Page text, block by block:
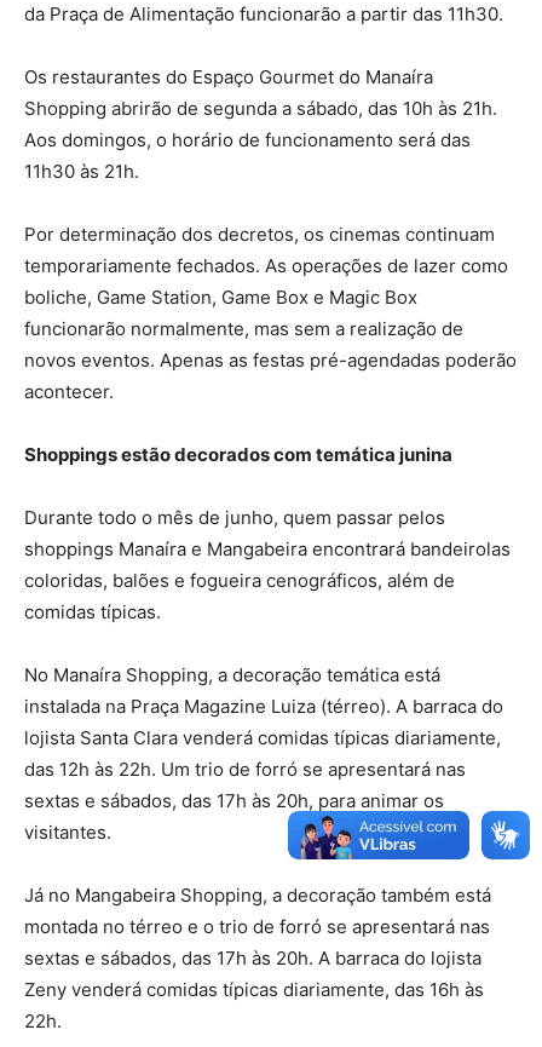
da Praça de Alimentação funcionarão a partir das 11h30.
Os restaurantes do Espaço Gourmet do Manaíra
Shopping abrirão de segunda a sábado, das 10h às 21h.
Aos domingos, o horário de funcionamento será das
11h30 às 21h.
Por determinação dos decretos, os cinemas continuam
temporariamente fechados. As operações de lazer como
boliche, Game Station, Game Box e Magic Box
funcionarão normalmente, mas sem a realização de
novos eventos. Apenas as festas pré-agendadas poderão
acontecer.
Shoppings estão decorados com temática junina
Durante todo o mês de junho, quem passar pelos
shoppings Manaíra e Mangabeira encontrará bandeirolas
coloridas, balões e fogueira cenográficos, além de
comidas típicas.
No Manaíra Shopping, a decoração temática está
instalada na Praça Magazine Luiza (térreo). A barraca do
lojista Santa Clara venderá comidas típicas diariamente,
das 12h às 22h. Um trio de forró se apresentará nas
sextas e sábados, das 17h às 20h, para animar os
visitantes.
Já no Mangabeira Shopping, a decoração também está
montada no térreo e o trio de forró se apresentará nas
sextas e sábados, das 17h às 20h. A barraca do lojista
Zeny venderá comidas típicas diariamente, das 16h às
22h.